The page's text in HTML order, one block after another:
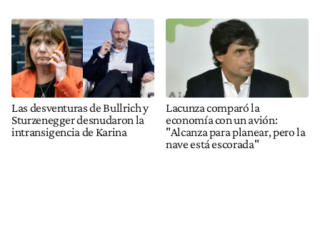
Las desventuras de Bullrich y
Sturzenegger desnudaron la
intransigencia de Karina
Lacunza comparó la
economía con un avión:
"Alcanza para planear, pero la
nave está escorada"